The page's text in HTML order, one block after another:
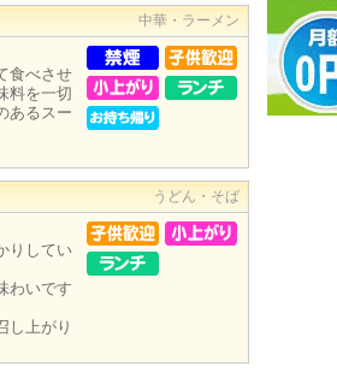
中華・ラーメン
食べさせ
料を一切
あるスー
うどん・そば
りしてい
わいです
し上がり